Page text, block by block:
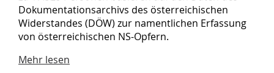
Dokumentationsarchivs des österreichischen
Widerstandes (DÖW) zur namentlichen Erfassung
von österreichischen NS-Opfern.
Mehr lesen